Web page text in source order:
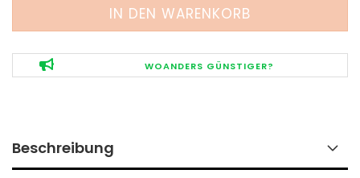
WOANDERS GÜNSTIGER?
Beschreibung